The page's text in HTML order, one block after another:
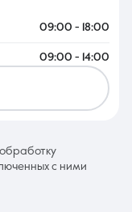
09:00 - 18:00
09:00 - 14:00
с ними